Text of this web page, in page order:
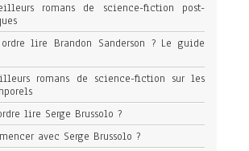
romans de science-fiction post-
lire Brandon Sanderson ? Le guide
romans de science-fiction sur les
lire Serge Brussolo ?
avec Serge Brussolo ?